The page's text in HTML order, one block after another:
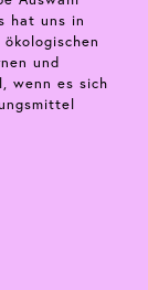
hat uns in
und
wenn es sich